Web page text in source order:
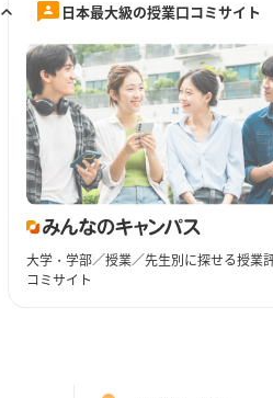
日本最大級の授業口コミサイト
大学・学部／授業／先生別に探せる授業
コミサイト